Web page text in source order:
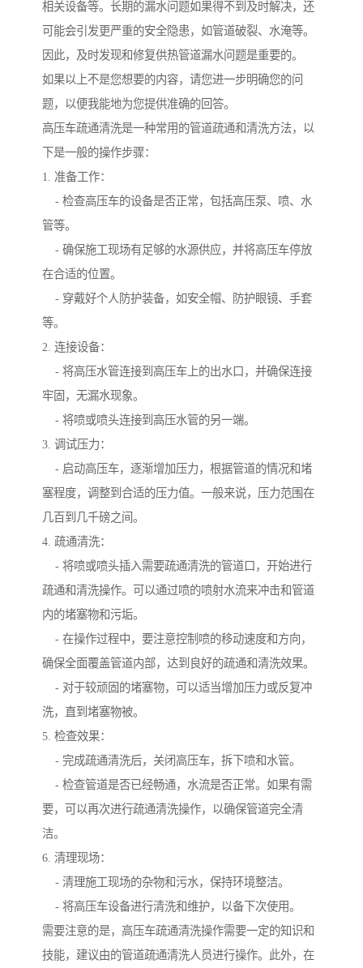
相关设备等。长期的漏水问题如果得不到及时解决，还
可能会引发更严重的安全隐患，如管道破裂、水淹等。
因此，及时发现和修复供热管道漏水问题是重要的。
如果以上不是您想要的内容，请您进一步明确您的问
题，以便我能地为您提供准确的回答。
高压车疏通清洗是一种常用的管道疏通和清洗方法，以
下是一般的操作步骤：
1. 准备工作：
- 检查高压车的设备是否正常，包括高压泵、喷、水
管等。
- 确保施工现场有足够的水源供应，并将高压车停放
在合适的位置。
- 穿戴好个人防护装备，如安全帽、防护眼镜、手套
等。
2. 连接设备：
- 将高压水管连接到高压车上的出水口，并确保连接
牢固，无漏水现象。
- 将喷或喷头连接到高压水管的另一端。
3. 调试压力：
- 启动高压车，逐渐增加压力，根据管道的情况和堵
塞程度，调整到合适的压力值。一般来说，压力范围在
几百到几千磅之间。
4. 疏通清洗：
- 将喷或喷头插入需要疏通清洗的管道口，开始进行
疏通和清洗操作。可以通过喷的喷射水流来冲击和管道
内的堵塞物和污垢。
- 在操作过程中，要注意控制喷的移动速度和方向，
确保全面覆盖管道内部，达到良好的疏通和清洗效果。
- 对于较顽固的堵塞物，可以适当增加压力或反复冲
洗，直到堵塞物被。
5. 检查效果：
- 完成疏通清洗后，关闭高压车，拆下喷和水管。
- 检查管道是否已经畅通，水流是否正常。如果有需
要，可以再次进行疏通清洗操作，以确保管道完全清
洁。
6. 清理现场：
- 清理施工现场的杂物和污水，保持环境整洁。
- 将高压车设备进行清洗和维护，以备下次使用。
需要注意的是，高压车疏通清洗操作需要一定的知识和
技能，建议由的管道疏通清洗人员进行操作。此外，在